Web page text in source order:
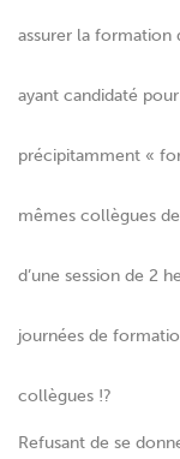
assurer la formation
ayant candidaté
précipitamment «
mêmes collègues
d’une session de 2
journées de
collègues !?
Refusant de se